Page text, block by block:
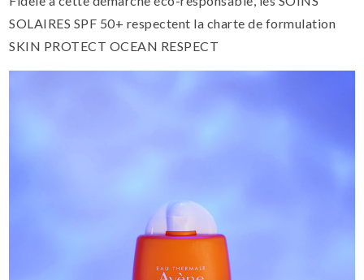
SOLAIRES SPF 50+ respectent la charte de formulation
SKIN PROTECT OCEAN RESPECT